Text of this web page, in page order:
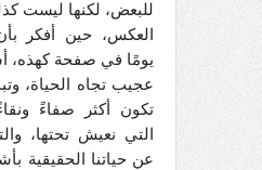
للبعض، لكنها ليست
العكس، حين أفكر
يومًا في صفحة كهذه،
عجيب تجاه الحياة،
تكون أكثر صفاءً
التي نعيش تحتها،
عن حياتنا الحقيقية